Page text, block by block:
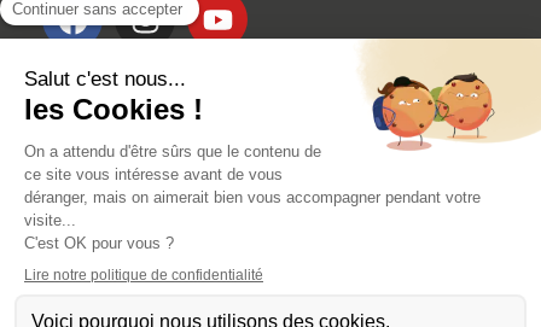
RÉSERVER UN COURS
AVANTAGES ET RÉDUCTIONS
PARRAINAGE
CONTACT